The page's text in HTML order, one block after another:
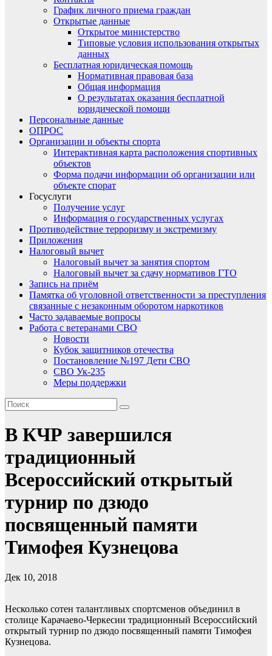
График личного приема граждан
Открытые данные
Открытое министерство
Типовые условия использования открытых
данных
Бесплатная юридическая помощь
Нормативная правовая база
Общая информация
О результатах оказания бесплатной
юридической помощи
Персональные данные
ОПРОС
Организации и объекты спорта
Интерактивная карта расположения спортивных
объектов
Форма подачи информации об организации или
объекте спорат
Госуслуги
Получение услуг
Информация о государственных услугах
Противодействие терроризму и экстремизму
Приложения
Налоговый вычет
Налоговый вычет за занятия спортом
Налоговый вычет за сдачу нормативов ГТО
Запись на приём
Памятка об уголовной ответственности за преступления
связанные с незаконным оборотом наркотиков
Часто задаваемые вопросы
Работа с ветеранами СВО
Новости
Кубок защитников отечества
Постановление №197 Дети СВО
СВО Ук-235
Меры поддержки
В КЧР завершился
традиционный
Всероссийский открытый
турнир по дзюдо
посвященный памяти
Тимофея Кузнецова
Дек 10, 2018
Несколько сотен талантливых спортсменов объединил в
столице Карачаево-Черкесии традиционный Всероссийский
открытый турнир по дзюдо посвященный памяти Тимофея
Кузнецова.